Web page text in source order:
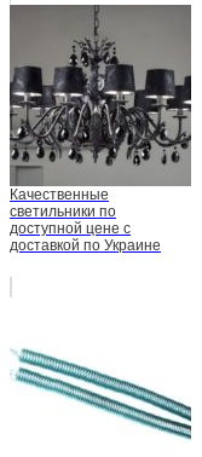
Качественные
светильники по
доступной цене с
доставкой по Украине